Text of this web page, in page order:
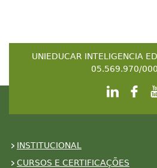
UNIEDUCAR INTELIGENCIA
05.569.970/
INSTITUCIONAL
CURSOS E CERTIFICAÇÕES